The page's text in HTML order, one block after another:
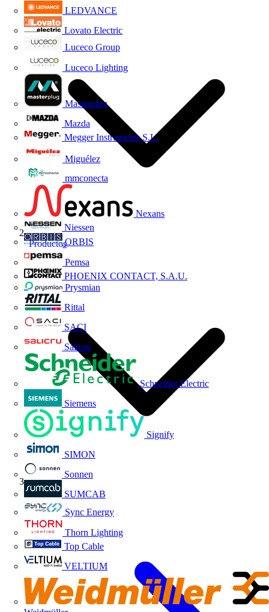
LEDVANCE
Lovato Electric
Luceco Group
Luceco Lighting
Masterplug
Mazda
Megger Instruments S.L.
Miguélez
mmconecta
Nexans
Niessen
ORBIS
Pemsa
PHOENIX CONTACT, S.A.U.
Prysmian
Rittal
SACI
Salicru
Schneider Electric
Siemens
Signify
SIMON
Sonnen
SUMCAB
Sync Energy
Thorn Lighting
Top Cable
VELTIUM
Productos
ABB